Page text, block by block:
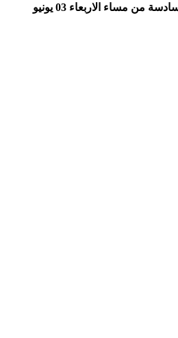
وأكدت الوزارة عدم تسجيل اي حالة وفاة ليستقر العدد الاجمالي في حدود 206 حالة ، فيما سجلت 456 حالة شفاء جديدة ليرتفع العدد إلى 6866، وذلك الى حدود الساعة السادسة من مساء الاربعاء 03 يونيو